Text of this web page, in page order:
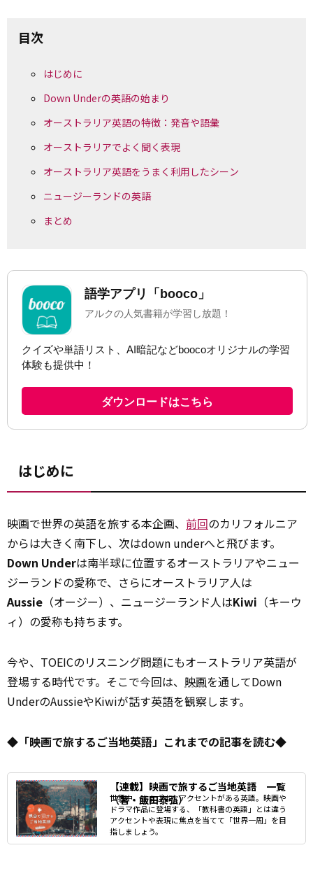
目次
はじめに
Down Underの英語の始まり
オーストラリア英語の特徴：発音や語彙
オーストラリアでよく聞く表現
オーストラリア英語をうまく利用したシーン
ニュージーランドの英語
まとめ
はじめに
映画で世界の英語を旅する本企画、 前回のカリフォルニア
からは大きく南下し、次はdown underへと飛びます。
Down Underは南半球に位置するオーストラリアやニュー
ジーランドの愛称で、さらにオーストラリア人は
Aussie （オージー）、ニュージーランド人はKiwi （キーウ
ィ）の愛称も持ちます。
今や、TOEICのリスニング問題にもオーストラリア英語が
登場する時代です。そこで今回は、 映画を通してDown
UnderのAussieやKiwiが話す英語を観察します。
◆「映画で旅するご当地英語」これまでの記事を読む◆
【連載】映画で旅するご当地英語 一覧
（著・飯田泰弘）
世界中、さまざまなアクセントがある英語。映画や
ドラマ作品に登場する、「教科書の英語」とは違う
アクセントや表現に焦点を当てて「世界一周」を目
指しましょう。